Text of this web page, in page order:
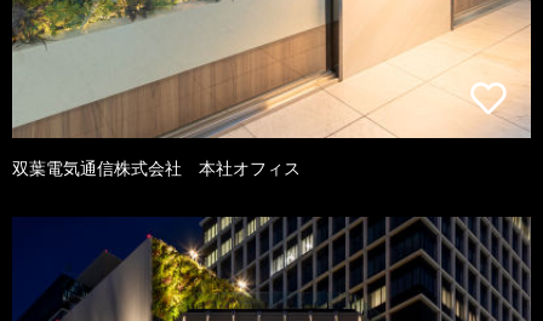
双葉電気通信株式会社 本社オフィス